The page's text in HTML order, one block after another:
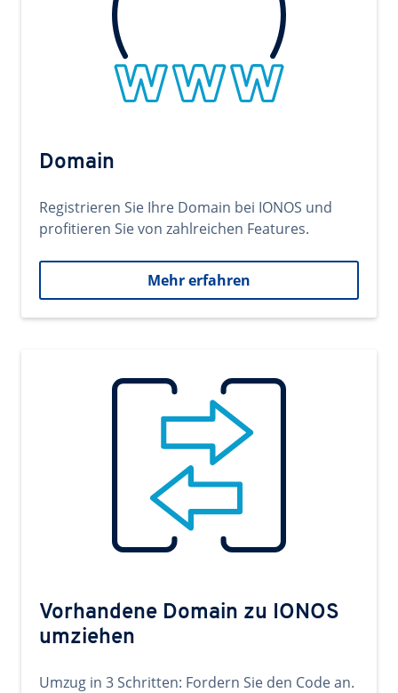
Domain
Registrieren Sie Ihre Domain bei IONOS und
profitieren Sie von zahlreichen Features.
Mehr erfahren
Vorhandene Domain zu IONOS
umziehen
Umzug in 3 Schritten: Fordern Sie den Code an.